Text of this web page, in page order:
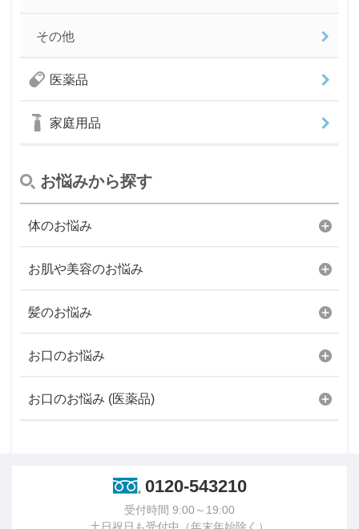
その他
医薬品
家庭用品
お悩みから探す
体のお悩み
お肌や美容のお悩み
髪のお悩み
お口のお悩み
お口のお悩み (医薬品)
0120-543210
受付時間 9:00～19:00
土日祝日も受付中（年末年始除く）